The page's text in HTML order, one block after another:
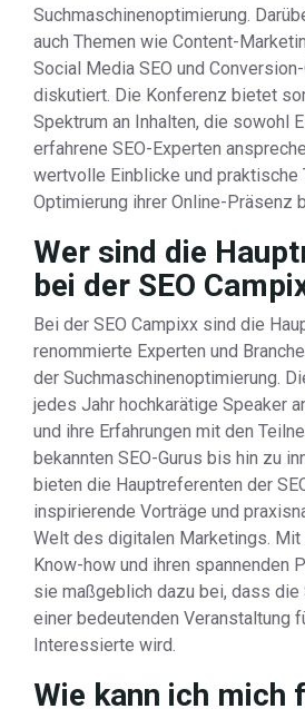
Suchmaschinenoptimierung.
auch Themen wie Content-
Social Media SEO und
diskutiert. Die Konferenz bietet
Spektrum an Inhalten, die sowohl
erfahrene SEO-Experten
wertvolle Einblicke und praktische
Optimierung ihrer Online-Präsenz
Wer sind die
bei der SEO
Bei der SEO Campixx sind die
renommierte Experten und
der Suchmaschinenoptimierung.
jedes Jahr hochkarätige Speaker
und ihre Erfahrungen mit den
bekannten SEO-Gurus bis hin zu
bieten die Hauptreferenten der
inspirierende Vorträge und
Welt des digitalen Marketings. Mit
Know-how und ihren spannenden
sie maßgeblich dazu bei, dass die
einer bedeutenden Veranstaltung
Interessierte wird.
Wie kann ich mich